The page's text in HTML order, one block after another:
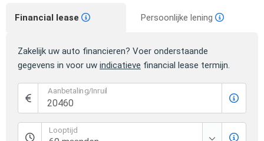
Financial lease Persoonlijke lening
Zakelijk uw auto financieren? Voer onderstaande
gegevens in voor uw indicatieve financial lease termijn.
Aanbetaling/Inruil
Looptijd